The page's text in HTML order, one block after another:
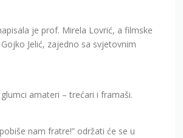
je prof. Mirela Lovrić, a filmske
Jelić, zajedno sa svjetovnim
amateri – trećari i framaši.
nam fratre!” održati će se u